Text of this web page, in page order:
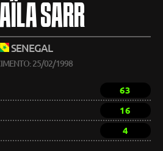
SARR
SENEGAL
25/02/1998
63
16
4